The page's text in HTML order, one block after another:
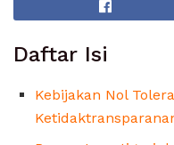
Daftar Isi
Kebijakan Nol